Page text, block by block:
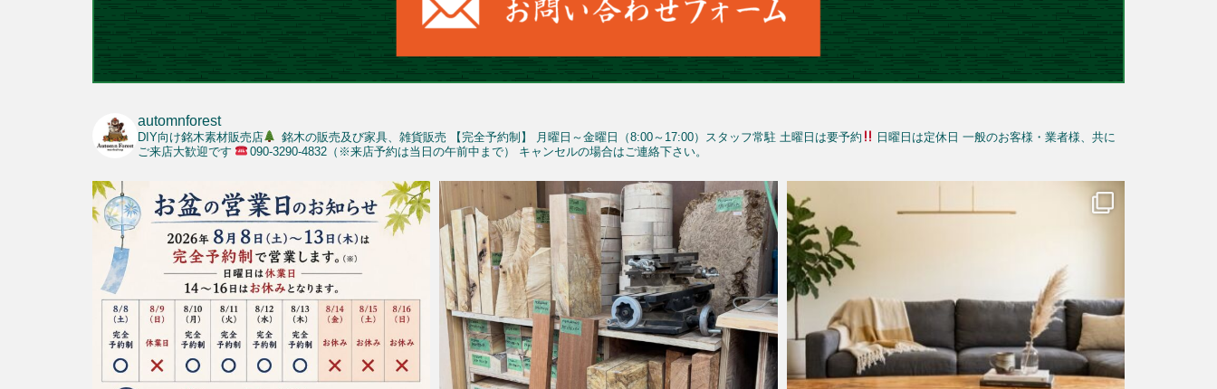
automnforest
DIY向け銘木素材販売店 銘木の販売及び家具、雑貨販売 【完全予約制】 月曜日～金曜日（8:00～17:00）スタッフ常駐 土曜日は要予約 日曜日は定休日 一般のお客様・業者様、共に
ご来店大歓迎です
090-3290-4832（※来店予約は当日の午前中まで） キャンセルの場合はご連絡下さい。